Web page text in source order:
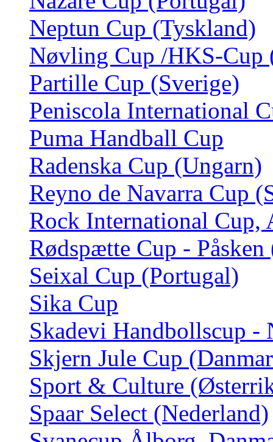
Neptun Cup (Tyskland)
Nøvling Cup /HKS-Cup
Partille Cup (Sverige)
Peniscola International
Puma Handball Cup
Radenska Cup (Ungarn)
Reyno de Navarra Cup
Rock International Cup,
Rødspætte Cup -
Seixal Cup (Portugal)
Sika Cup
Skadevi Handbollscup -
Skjern Jule Cup
Sport & Culture
Spaar Select (Nederland)